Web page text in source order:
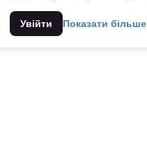
Увійти Показати більше